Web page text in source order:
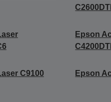
Epson
C9100 Epson